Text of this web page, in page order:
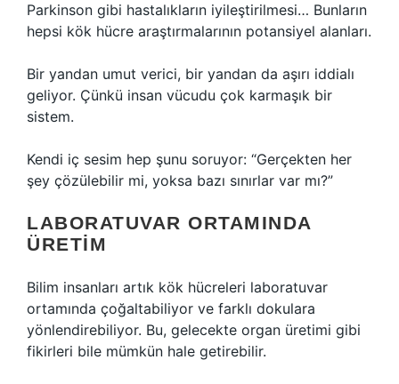
Parkinson gibi hastalıkların iyileştirilmesi… Bunların
hepsi kök hücre araştırmalarının potansiyel alanları.
Bir yandan umut verici, bir yandan da aşırı iddialı
geliyor. Çünkü insan vücudu çok karmaşık bir
sistem.
Kendi iç sesim hep şunu soruyor: “Gerçekten her
şey çözülebilir mi, yoksa bazı sınırlar var mı?”
LABORATUVAR ORTAMINDA
ÜRETIM
Bilim insanları artık kök hücreleri laboratuvar
ortamında çoğaltabiliyor ve farklı dokulara
yönlendirebiliyor. Bu, gelecekte organ üretimi gibi
fikirleri bile mümkün hale getirebilir.